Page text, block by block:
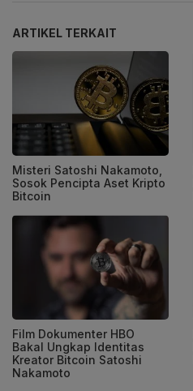
ARTIKEL TERKAIT
Misteri Satoshi Nakamoto,
Sosok Pencipta Aset Kripto
Bitcoin
Film Dokumenter HBO
Bakal Ungkap Identitas
Kreator Bitcoin Satoshi
Nakamoto